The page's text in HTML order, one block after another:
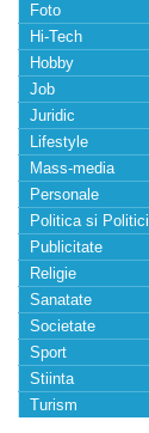
Foto
Hi-Tech
Hobby
Job
Juridic
Lifestyle
Mass-media
Personale
Politica si Politici
Publicitate
Religie
Sanatate
Societate
Sport
Stiinta
Turism